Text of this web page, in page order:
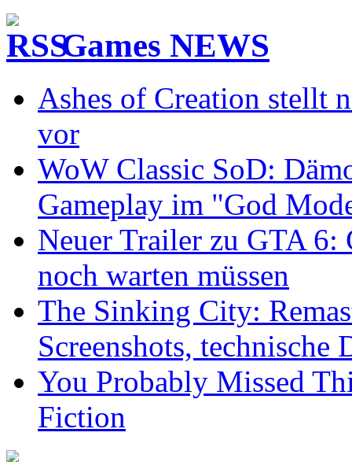
Games NEWS
Ashes of Creation stellt
vor
WoW Classic SoD:
Gameplay im "God
Neuer Trailer zu GTA 6:
noch warten müssen
The Sinking City:
Screenshots, technische
You Probably Missed
Fiction